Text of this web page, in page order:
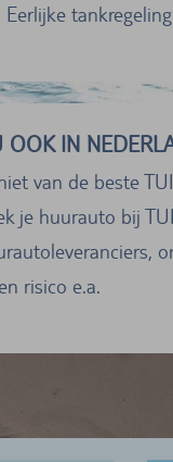
Eerlijke tankregeling
OOK IN
van de beste
je huurauto bij
risico e.a.